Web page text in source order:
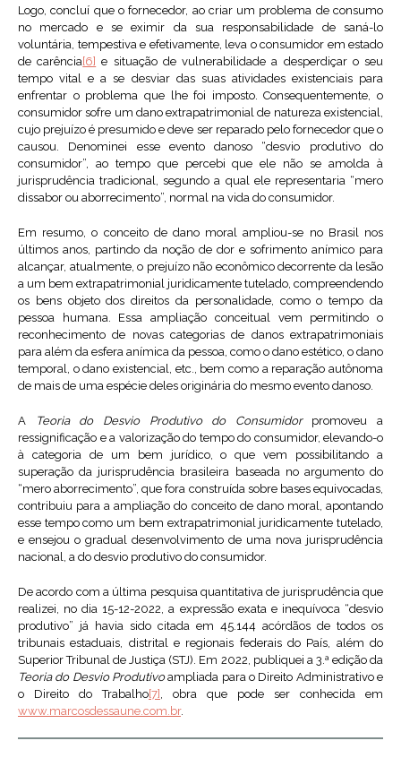
Logo, concluí que o fornecedor, ao criar um problema de consumo
no mercado e se eximir da sua responsabilidade de saná-lo
voluntária, tempestiva e efetivamente, leva o consumidor em estado
de carência[6] e situação de vulnerabilidade a desperdiçar o seu
tempo vital e a se desviar das suas atividades existenciais para
enfrentar o problema que lhe foi imposto. Consequentemente, o
consumidor sofre um dano extrapatrimonial de natureza existencial,
cujo prejuízo é presumido e deve ser reparado pelo fornecedor que o
causou. Denominei esse evento danoso “desvio produtivo do
consumidor”, ao tempo que percebi que ele não se amolda à
jurisprudência tradicional, segundo a qual ele representaria “mero
dissabor ou aborrecimento”, normal na vida do consumidor.
Em resumo, o conceito de dano moral ampliou-se no Brasil nos
últimos anos, partindo da noção de dor e sofrimento anímico para
alcançar, atualmente, o prejuízo não econômico decorrente da lesão
a um bem extrapatrimonial juridicamente tutelado, compreendendo
os bens objeto dos direitos da personalidade, como o tempo da
pessoa humana. Essa ampliação conceitual vem permitindo o
reconhecimento de novas categorias de danos extrapatrimoniais
para além da esfera anímica da pessoa, como o dano estético, o dano
temporal, o dano existencial, etc., bem como a reparação autônoma
de mais de uma espécie deles originária do mesmo evento danoso.
A Teoria do Desvio Produtivo do Consumidorpromoveu a
ressignificação e a valorização do tempo do consumidor, elevando-o
à categoria de um bem jurídico, o que vem possibilitando a
superação da jurisprudência brasileira baseada no argumento do
“mero aborrecimento”, que fora construída sobre bases equivocadas,
contribuiu para a ampliação do conceito de dano moral, apontando
esse tempo como um bem extrapatrimonial juridicamente tutelado,
e ensejou o gradual desenvolvimento de uma nova jurisprudência
nacional, a do desvio produtivo do consumidor.
De acordo com a última pesquisa quantitativa de jurisprudência que
realizei, no dia 15-12-2022, a expressão exata e inequívoca “desvio
produtivo” já havia sido citada em 45.144 acórdãos de todos os
tribunais estaduais, distrital e regionais federais do País, além do
Superior Tribunal de Justiça (STJ). Em 2022, publiquei a 3.ª edição da
Teoria do Desvio Produtivoampliada para o Direito Administrativo e
o Direito do Trabalho[7] , obra que pode ser conhecida em
www.marcosdessaune.com.br.